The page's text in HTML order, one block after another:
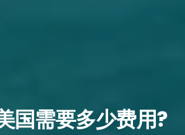
国需要多少费用?